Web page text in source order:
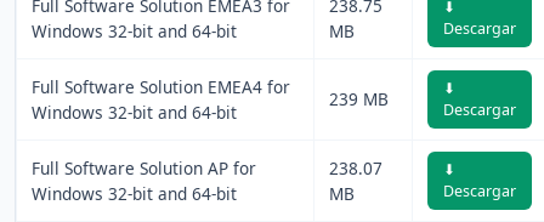
Full Software Solution EMEA3 for
Windows 32-bit and 64-bit
238.75
MB
⬇
Descargar
Full Software Solution EMEA4 for
Windows 32-bit and 64-bit
239 MB
⬇
Descargar
Full Software Solution AP for
Windows 32-bit and 64-bit
238.07
MB
⬇
Descargar